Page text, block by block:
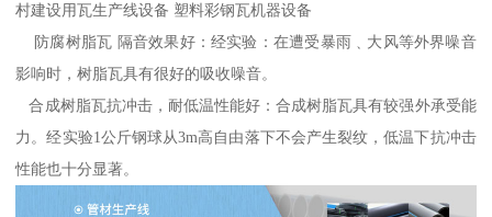
村建设用瓦生产线设备 塑料彩钢瓦机器设备
防腐树脂瓦 隔音效果好：经实验：在遭受暴雨﹑大风等外界噪音
影响时，树脂瓦具有很好的吸收噪音。
合成树脂瓦抗冲击，耐低温性能好：合成树脂瓦具有较强外承受能
力。经实验1公斤钢球从3m高自由落下不会产生裂纹，低温下抗冲击
性能也十分显著。